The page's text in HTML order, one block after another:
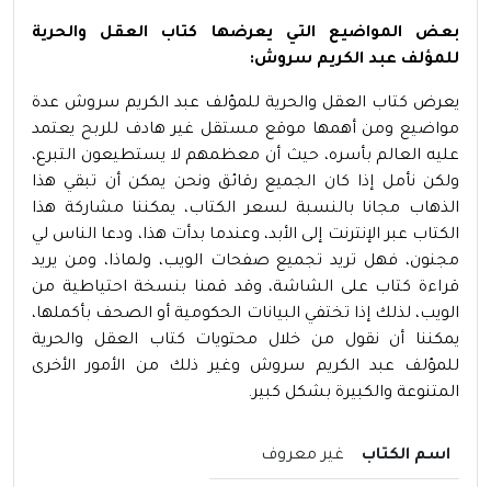
بعض المواضيع التي يعرضها كتاب العقل والحرية
للمؤلف عبد الكريم سروش:
يعرض كتاب العقل والحرية للمؤلف عبد الكريم سروش عدة
مواضيع ومن أهمها موقع مستقل غير هادف للربح يعتمد
عليه العالم بأسره، حيث أن معظمهم لا يستطيعون التبرع،
ولكن نأمل إذا كان الجميع رقائق ونحن يمكن أن تبقي هذا
الذهاب مجانا بالنسبة لسعر الكتاب، يمكننا مشاركة هذا
الكتاب عبر الإنترنت إلى الأبد، وعندما بدأت هذا، ودعا الناس لي
مجنون، فهل تريد تجميع صفحات الويب، ولماذا، ومن يريد
قراءة كتاب على الشاشة، وقد قمنا بنسخة احتياطية من
الويب، لذلك إذا تختفي البيانات الحكومية أو الصحف بأكملها،
يمكننا أن نقول من خلال محتويات كتاب العقل والحرية
للمؤلف عبد الكريم سروش وغير ذلك من الأمور الأخرى
المتنوعة والكبيرة بشكل كبير.
اسم الكتاب غير معروف